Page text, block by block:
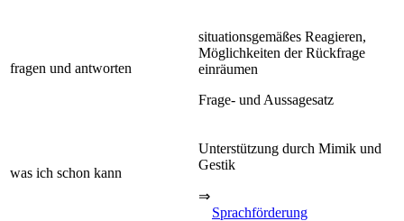
fragen und antworten
situationsgemäßes Reagieren,
Möglichkeiten der Rückfrage
einräumen
Frage- und Aussagesatz
was ich schon kann
Unterstützung durch Mimik und
Gestik
⇒
Sprachförderung